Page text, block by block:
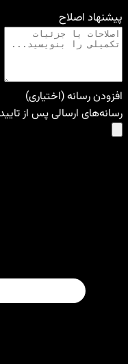
پیشنهاد اصلاح
افزودن رسانه (اختیاری)
رسانه‌های ارسالی پس از